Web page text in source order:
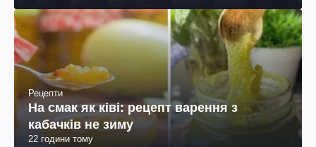
Рецепти
На смак як ківі: рецепт варення з
кабачків не зиму
22 години тому